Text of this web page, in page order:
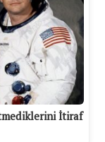
İtiraf